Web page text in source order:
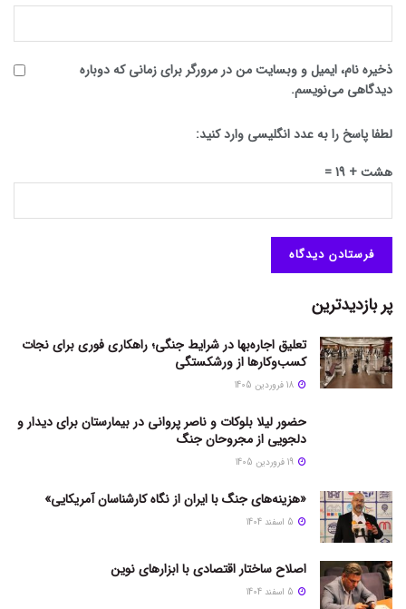
ذخیره نام، ایمیل و وبسایت من در مرورگر برای زمانی که دوباره
دیدگاهی می‌نویسم.
لطفا پاسخ را به عدد انگلیسی وارد کنید:
هشت + 19 =
پر بازدیدترین
تعلیق اجاره‌بها در شرایط جنگی؛ راهکاری فوری برای نجات
کسب‌وکارها از ورشکستگی
حضور لیلا بلوکات و ناصر پروانی در بیمارستان برای دیدار و
دلجویی از مجروحان جنگ
«هزینه‌های جنگ با ایران از نگاه کارشناسان آمریکایی»
اصلاح ساختار اقتصادی با ابزارهای نوین